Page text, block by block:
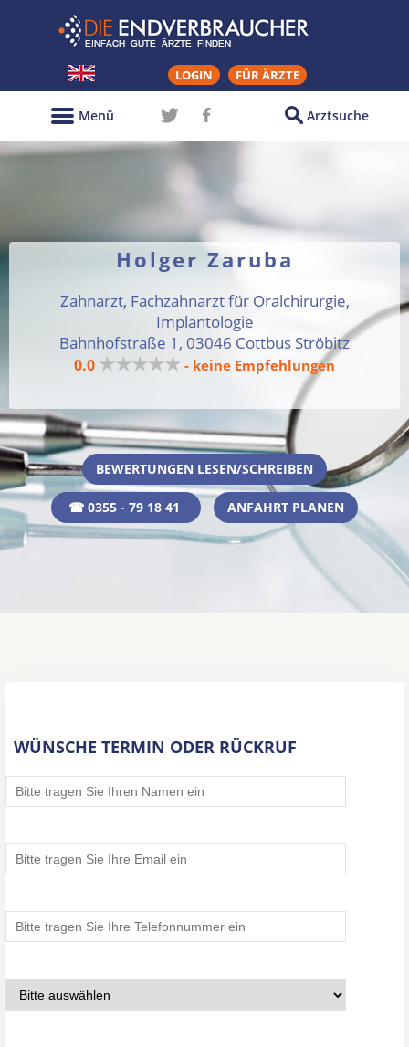
LOGIN FÜR ÄRZTE
Arztsuche
Menü
Holger Zaruba
Zahnarzt, Fachzahnarzt für Oralchirurgie,
Implantologie
Bahnhofstraße 1, 03046 Cottbus Ströbitz
0.0 ★★★★★ - keine Empfehlungen
BEWERTUNGEN LESEN/SCHREIBEN
☎ 0355 - 79 18 41 ANFAHRT PLANEN
WÜNSCHE TERMIN ODER RÜCKRUF